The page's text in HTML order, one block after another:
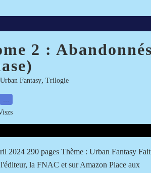
2 : Abandonnés
Urban Fantasy, Trilogie
…
2024 290 pages Thème : Urban Fantasy Fait
la FNAC et sur Amazon Place aux